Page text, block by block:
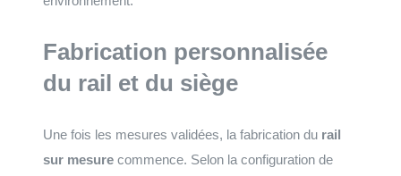
Fabrication personnalisée
du rail et du siège
Une fois les mesures validées, la fabrication du rail
sur mesure commence. Selon la configuration de